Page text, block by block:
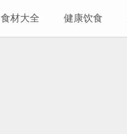
食材大全 健康饮食